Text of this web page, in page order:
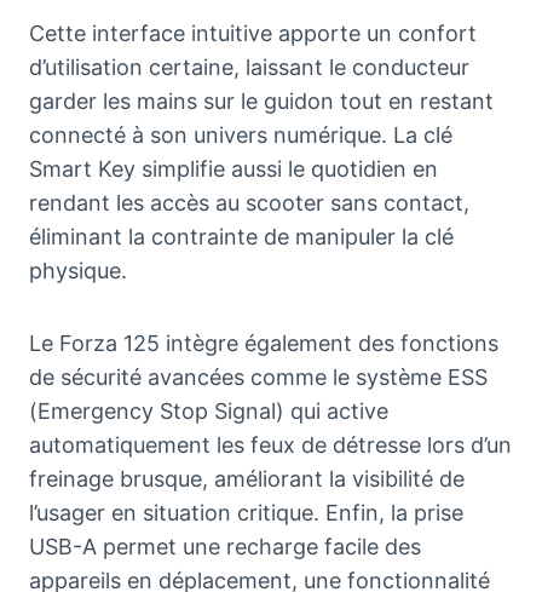
Cette interface intuitive apporte un confort
d’utilisation certaine, laissant le conducteur
garder les mains sur le guidon tout en restant
connecté à son univers numérique. La clé
Smart Key simplifie aussi le quotidien en
rendant les accès au scooter sans contact,
éliminant la contrainte de manipuler la clé
physique.
Le Forza 125 intègre également des fonctions
de sécurité avancées comme le système ESS
(Emergency Stop Signal) qui active
automatiquement les feux de détresse lors d’un
freinage brusque, améliorant la visibilité de
l’usager en situation critique. Enfin, la prise
USB-A permet une recharge facile des
appareils en déplacement, une fonctionnalité